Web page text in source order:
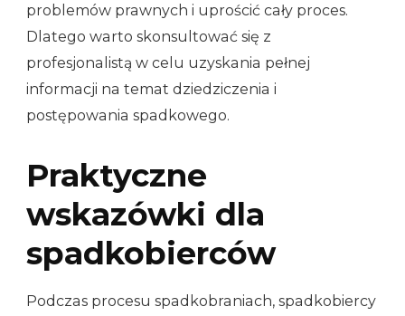
problemów prawnych i uprościć cały proces.
Dlatego warto skonsultować się z
profesjonalistą w celu uzyskania pełnej
informacji na temat dziedziczenia i
postępowania spadkowego.
Praktyczne
wskazówki dla
spadkobierców
Podczas procesu spadkobraniach, spadkobiercy